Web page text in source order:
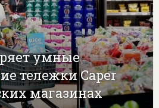
умные
тележки Caper
магазинах